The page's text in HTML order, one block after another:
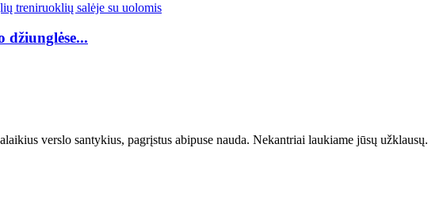
verslo santykius, pagrįstus abipuse nauda. Nekantriai laukiame jūsų užklausų.